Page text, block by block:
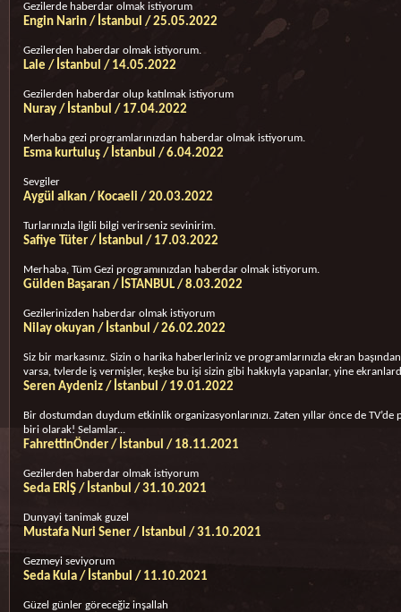
Gezilerde haberdar olmak istiyorum
Engin Narin / İstanbul / 25.05.2022
Gezilerden haberdar olmak istiyorum.
Lale / İstanbul / 14.05.2022
Gezilerden haberdar olup katılmak istiyorum
Nuray / İstanbul / 17.04.2022
Merhaba gezi programlarınızdan haberdar olmak istiyorum.
Esma kurtuluş / İstanbul / 6.04.2022
Sevgiler
Aygül alkan / Kocaeli / 20.03.2022
Turlarınızla ilgili bilgi verirseniz sevinirim.
Safiye Tüter / İstanbul / 17.03.2022
Merhaba, Tüm Gezi programınızdan haberdar olmak istiyorum.
Gülden Başaran / İSTANBUL / 8.03.2022
Gezilerinizden haberdar olmak istiyorum
Nilay okuyan / İstanbul / 26.02.2022
Siz bir markasınız. Sizin o harika haberleriniz ve programlarınızla ekran
varsa, tvlerde iş vermişler, keşke bu işi sizin gibi hakkıyla yapanlar, yine
Seren Aydeniz / İstanbul / 19.01.2022
Bir dostumdan duydum etkinlik organizasyonlarınızı. Zaten yıllar önce de
biri olarak! Selamlar...
FahrettinÖnder / İstanbul / 18.11.2021
Gezilerden haberdar olmak istiyorum
Seda ERİŞ / İstanbul / 31.10.2021
Dunyayi tanimak guzel
Mustafa Nuri Sener / Istanbul / 31.10.2021
Gezmeyi seviyorum
Seda Kula / İstanbul / 11.10.2021
Güzel günler göreceğiz inşallah